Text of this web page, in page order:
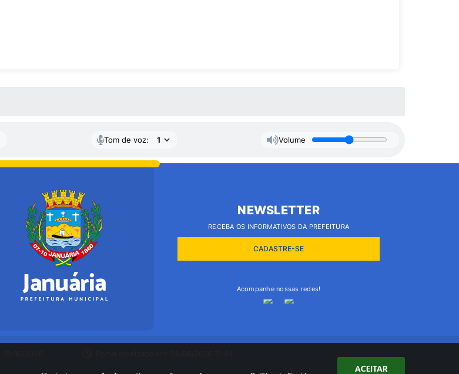
ACEITAR
Tom de voz: Volume
NEWSLETTER
RECEBA OS INFORMATIVOS DA PREFEITURA
CADASTRE-SE
Acompanhe nossas redes!